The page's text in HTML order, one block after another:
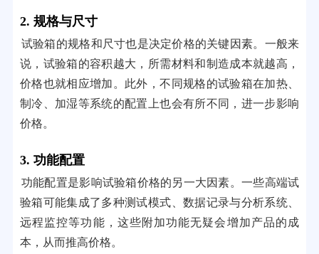
2. 规格与尺寸
试验箱的规格和尺寸也是决定价格的关键因素。一般来
说，试验箱的容积越大，所需材料和制造成本就越高，
价格也就相应增加。此外，不同规格的试验箱在加热、
制冷、加湿等系统的配置上也会有所不同，进一步影响
价格。
3. 功能配置
功能配置是影响试验箱价格的另一大因素。一些高端试
验箱可能集成了多种测试模式、数据记录与分析系统、
远程监控等功能，这些附加功能无疑会增加产品的成
本，从而推高价格。